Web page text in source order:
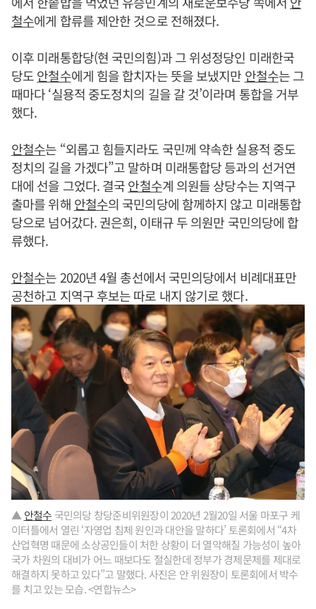
철수에게 합류를 제안한 것으로 전해졌다.
이후 미래통합당(현 국민의힘)과 그 위성정당인 미래한국
당도안철수에게 힘을 합치자는 뜻을 보냈지만 안철수는 그
때마다 ‘실용적 중도정치의 길을 갈 것’이라며 통합을 거부
했다.
안철수는 “외롭고 힘들지라도 국민께 약속한 실용적 중도
정치의 길을 가겠다”고 말하며 미래통합당 등과의 선거연
대에 선을 그었다. 결국안철수계 의원들 상당수는 지역구
출마를 위해 안철수의 국민의당에 함께하지 않고 미래통합
당으로 넘어갔다. 권은희, 이태규 두 의원만 국민의당에 합
류했다.
안철수는 2020년 4월 총선에서 국민의당에서 비례대표만
공천하고 지역구 후보는 따로 내지 않기로 했다.
▲ 안철수 국민의당 창당준비위원장이 2020년 2월20일 서울 마포구 케
이터틀에서 열린 ‘자영업 침체 원인과 대안을 말하다’ 토론회에서 “4차
산업혁명 때문에 소상공인들이 처한 상황이 더 열악해질 가능성이 높아
국가 차원의 대비가 어느 때보다도 절실한데 정부가 경제문제를 제대로
해결하지 못하고 있다”고 말했다. 사진은 안 위원장이 토론회에서 박수
를 치고 있는 모습. <연합뉴스>